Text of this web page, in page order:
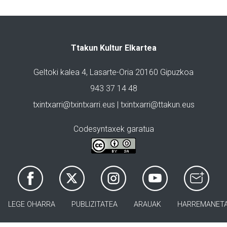
Ttakun Kultur Elkartea
Geltoki kalea 4, Lasarte-Oria 20160 Gipuzkoa
943 37 14 48
txintxarri@txintxarri.eus | txintxarri@ttakun.eus
Codesyntaxek garatua
LEGE OHARRA PUBLIZITATEA ARAUAK